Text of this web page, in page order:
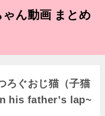
ゃん動画 まとめ
ろぐおじ猫（子猫
his father’s lap~